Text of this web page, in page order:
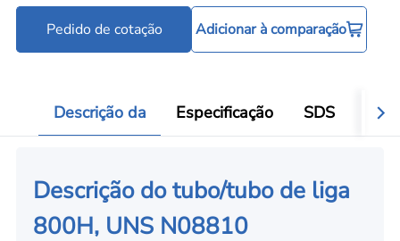
Pedido de cotação Adicionar à comparação
Descrição da Especificação SDS
Descrição do tubo/tubo de liga
800H, UNS N08810